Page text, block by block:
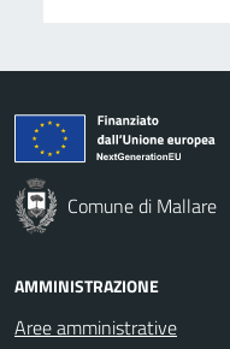
Comune di Mallare
AMMINISTRAZIONE
Aree amministrative